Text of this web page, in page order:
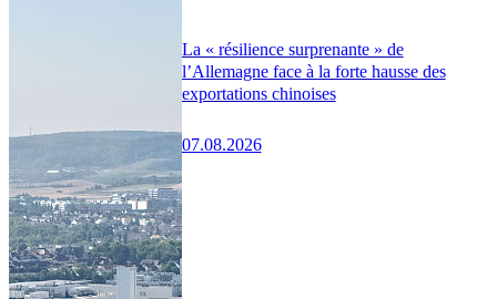
La « résilience surprenante » de
l’Allemagne face à la forte hausse des
exportations chinoises
07.08.2026